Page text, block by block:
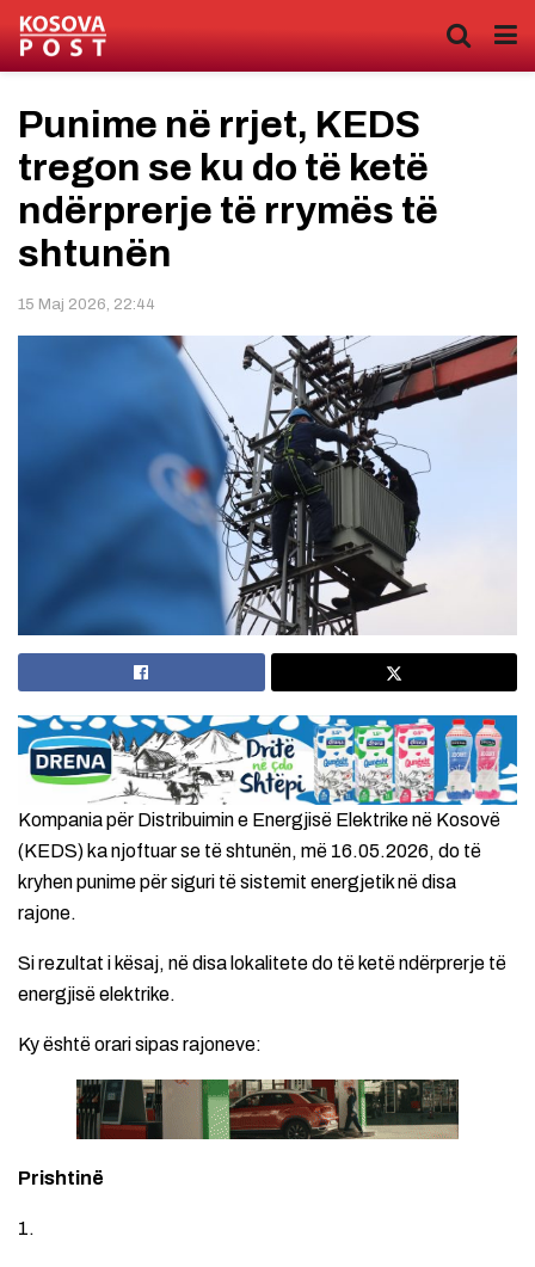
Punime në rrjet, KEDS
tregon se ku do të ketë
ndërprerje të rrymës të
shtunën
15 Maj 2026, 22:44
Kompania për Distribuimin e Energjisë Elektrike në Kosovë
(KEDS) ka njoftuar se të shtunën, më 16.05.2026, do të
kryhen punime për siguri të sistemit energjetik në disa
rajone.
Si rezultat i kësaj, në disa lokalitete do të ketë ndërprerje të
energjisë elektrike.
Ky është orari sipas rajoneve:
Prishtinë
1.